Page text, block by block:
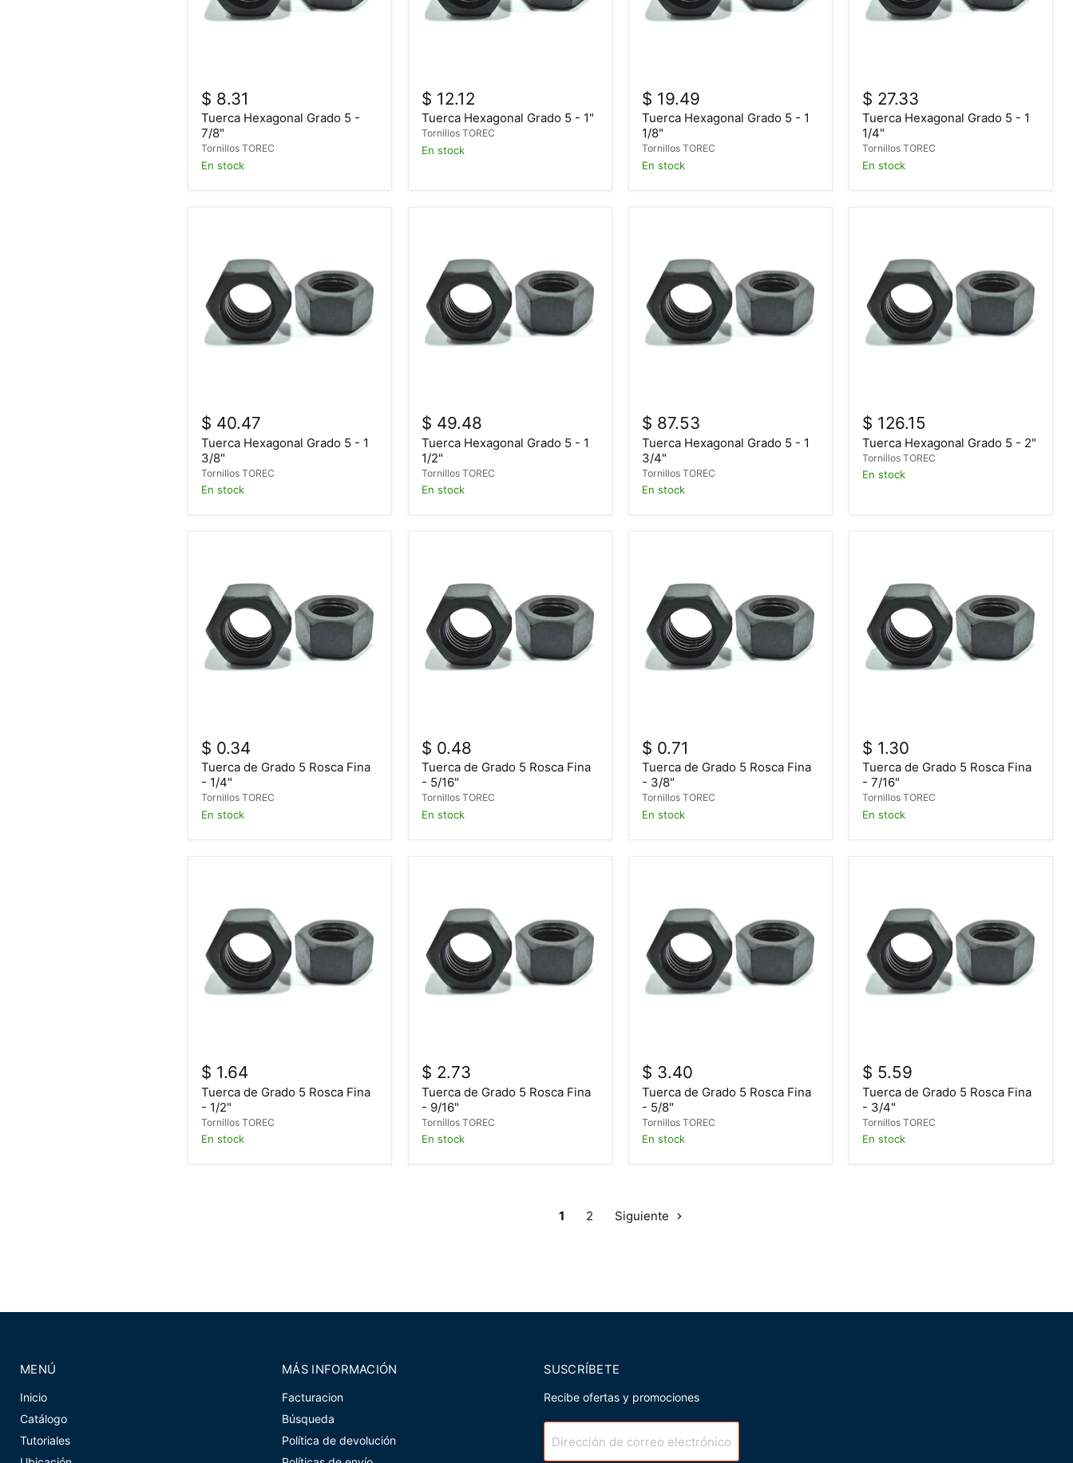
$ 8.31
Tuerca Hexagonal Grado 5 -
7/8"
Tornillos TOREC
En stock
$ 12.12
Tuerca Hexagonal Grado 5 - 1"
Tornillos TOREC
En stock
$ 19.49
Tuerca Hexagonal Grado 5 - 1
1/8"
Tornillos TOREC
En stock
$ 27.33
Tuerca Hexagonal Grado 5 - 1
1/4"
Tornillos TOREC
En stock
$ 40.47
Tuerca Hexagonal Grado 5 - 1
3/8"
Tornillos TOREC
En stock
$ 49.48
Tuerca Hexagonal Grado 5 - 1
1/2"
Tornillos TOREC
En stock
$ 87.53
Tuerca Hexagonal Grado 5 - 1
3/4"
Tornillos TOREC
En stock
$ 126.15
Tuerca Hexagonal Grado 5 - 2"
Tornillos TOREC
En stock
$ 0.34
Tuerca de Grado 5 Rosca Fina
- 1/4"
Tornillos TOREC
En stock
$ 0.48
Tuerca de Grado 5 Rosca Fina
- 5/16"
Tornillos TOREC
En stock
$ 0.71
Tuerca de Grado 5 Rosca Fina
- 3/8"
Tornillos TOREC
En stock
$ 1.30
Tuerca de Grado 5 Rosca Fina
- 7/16"
Tornillos TOREC
En stock
$ 1.64
Tuerca de Grado 5 Rosca Fina
- 1/2"
Tornillos TOREC
En stock
$ 2.73
Tuerca de Grado 5 Rosca Fina
- 9/16"
Tornillos TOREC
En stock
$ 3.40
Tuerca de Grado 5 Rosca Fina
- 5/8"
Tornillos TOREC
En stock
$ 5.59
Tuerca de Grado 5 Rosca Fina
- 3/4"
Tornillos TOREC
En stock
1 2 Siguiente
MENÚ
Inicio
Catálogo
Tutoriales
MÁS INFORMACIÓN
Facturacion
Búsqueda
Política de devolución
SUSCRÍBETE
Recibe ofertas y promociones
Dirección de correo electrónico